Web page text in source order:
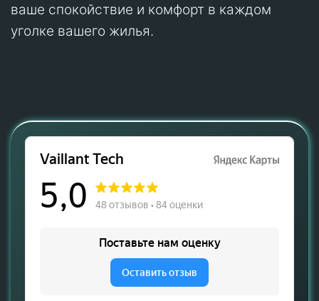
ваше спокойствие и комфорт в каждом
уголке вашего жилья.